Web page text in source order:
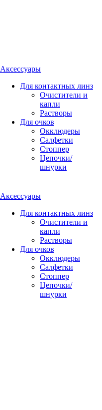
Аксессуары
Для контактных линз
Очистители и
капли
Растворы
Для очков
Окклюдеры
Салфетки
Стоппер
Цепочки/
шнурки
Аксессуары
Для контактных линз
Очистители и
капли
Растворы
Для очков
Окклюдеры
Салфетки
Стоппер
Цепочки/
шнурки